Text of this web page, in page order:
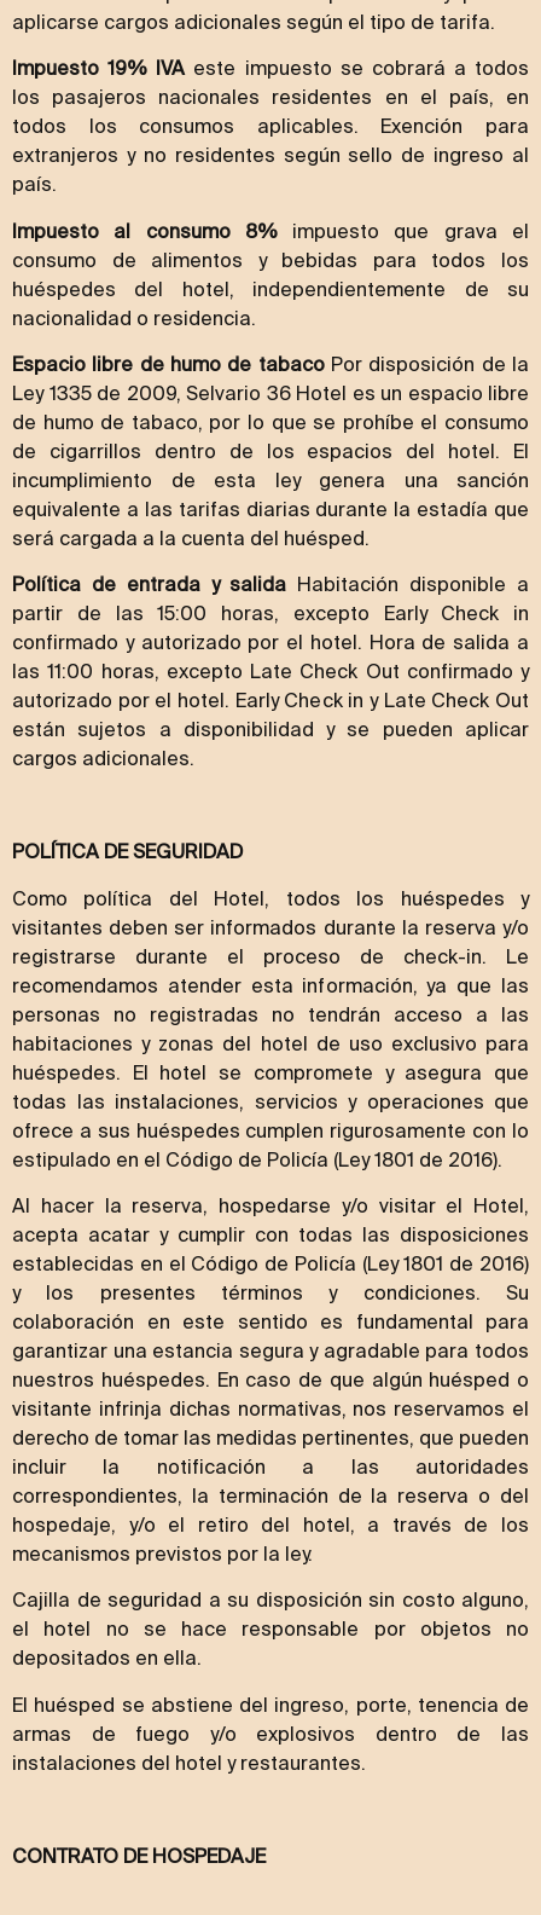
aplicarse cargos adicionales según el tipo de tarifa.
Impuesto 19% IVA este impuesto se cobrará a todos
los pasajeros nacionales residentes en el país, en
todos los consumos aplicables. Exención para
extranjeros y no residentes según sello de ingreso al
país.
Impuesto al consumo 8%impuesto que grava el
consumo de alimentos y bebidas para todos los
huéspedes del hotel, independientemente de su
nacionalidad o residencia.
Espacio libre de humo de tabaco Por disposición de la
Ley 1335 de 2009, Selvario 36 Hotel es un espacio libre
de humo de tabaco, por lo que se prohíbe el consumo
de cigarrillos dentro de los espacios del hotel. El
incumplimiento de esta ley genera una sanción
equivalente a las tarifas diarias durante la estadía que
será cargada a la cuenta del huésped.
Política de entrada y salida Habitación disponible a
partir de las 15:00 horas, excepto Early Check in
confirmado y autorizado por el hotel. Hora de salida a
las 11:00 horas, excepto Late Check Out confirmado y
autorizado por el hotel. Early Check in y Late Check Out
están sujetos a disponibilidad y se pueden aplicar
cargos adicionales.
POLÍTICA DE SEGURIDAD
Como política del Hotel, todos los huéspedes y
visitantes deben ser informados durante la reserva y/o
registrarse durante el proceso de check-in. Le
recomendamos atender esta información, ya que las
personas no registradas no tendrán acceso a las
habitaciones y zonas del hotel de uso exclusivo para
huéspedes. El hotel se compromete y asegura que
todas las instalaciones, servicios y operaciones que
ofrece a sus huéspedes cumplen rigurosamente con lo
estipulado en el Código de Policía (Ley 1801 de 2016).
Al hacer la reserva, hospedarse y/o visitar el Hotel,
acepta acatar y cumplir con todas las disposiciones
establecidas en el Código de Policía (Ley 1801 de 2016)
y los presentes términos y condiciones. Su
colaboración en este sentido es fundamental para
garantizar una estancia segura y agradable para todos
nuestros huéspedes. En caso de que algún huésped o
visitante infrinja dichas normativas, nos reservamos el
derecho de tomar las medidas pertinentes, que pueden
incluir la notificación a las autoridades
correspondientes, la terminación de la reserva o del
hospedaje, y/o el retiro del hotel, a través de los
mecanismos previstos por la ley.
Cajilla de seguridad a su disposición sin costo alguno,
el hotel no se hace responsable por objetos no
depositados en ella.
El huésped se abstiene del ingreso, porte, tenencia de
armas de fuego y/o explosivos dentro de las
instalaciones del hotel y restaurantes.
CONTRATO DE HOSPEDAJE